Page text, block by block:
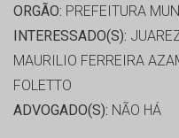
ORGÃO: PREFEITURA
INTERESSADO(S):
MAURILIO FERREIRA
FOLETTO
ADVOGADO(S): NÃO HÁ